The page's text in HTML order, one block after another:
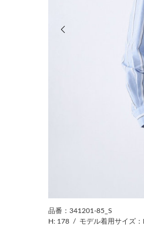
品番：341201-85_S
H: 178 / モデル着用サイズ：L